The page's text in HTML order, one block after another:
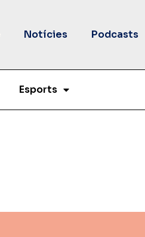
Notícies Podcasts
Esports